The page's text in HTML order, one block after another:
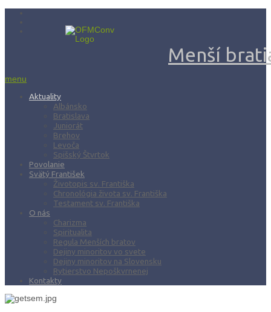
Menší
menu
Aktuality
Albánsko
Bratislava
Juniorát
Brehov
Levoča
Spišský Štvrtok
Povolanie
Svätý František
Životopis sv. Františka
Chronológia života sv. Františka
Testament sv. Františka
O nás
Charizma
Spiritualita
Regula Menších bratov
Dejiny minoritov vo svete
Dejiny minoritov na Slovensku
Rytierstvo Nepoškvrnenej
Kontakty